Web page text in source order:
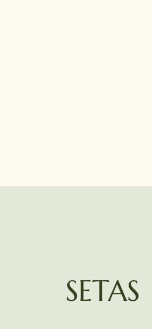
SETAS